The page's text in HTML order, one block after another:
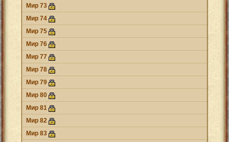
Мир 73
Мир 74
Мир 75
Мир 76
Мир 77
Мир 78
Мир 79
Мир 80
Мир 81
Мир 82
Мир 83